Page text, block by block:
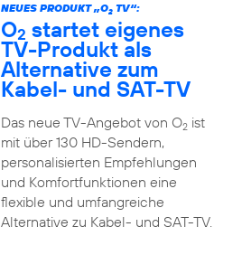
NEUES PRODUKT „O2TV“:
O2 startet eigenes
TV-Produkt als
Alternative zum
Kabel- und SAT-TV
Das neue TV-Angebot von O2ist
mit über 130 HD-Sendern,
personalisierten Empfehlungen
und Komfortfunktionen eine
flexible und umfangreiche
Alternative zu Kabel- und SAT-TV.